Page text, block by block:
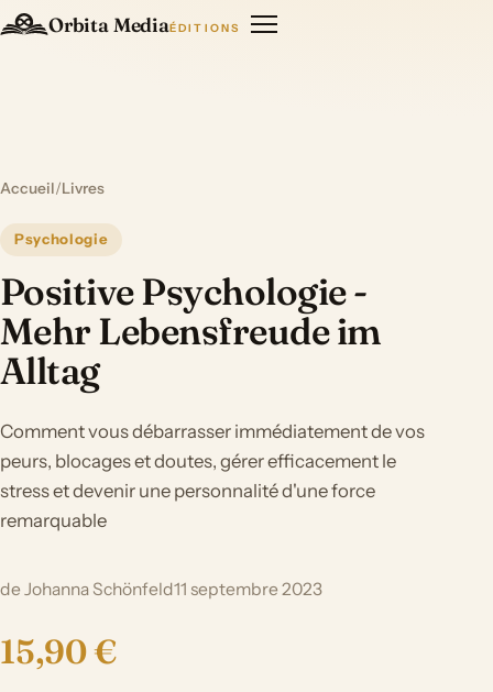
Orbita MediaÉDITIONS
Accueil/Livres
Psychologie
Positive Psychologie -
Mehr Lebensfreude im
Alltag
Comment vous débarrasser immédiatement de vos
peurs, blocages et doutes, gérer efficacement le
stress et devenir une personnalité d'une force
remarquable
de Johanna Schönfeld11 septembre 2023
15,90 €